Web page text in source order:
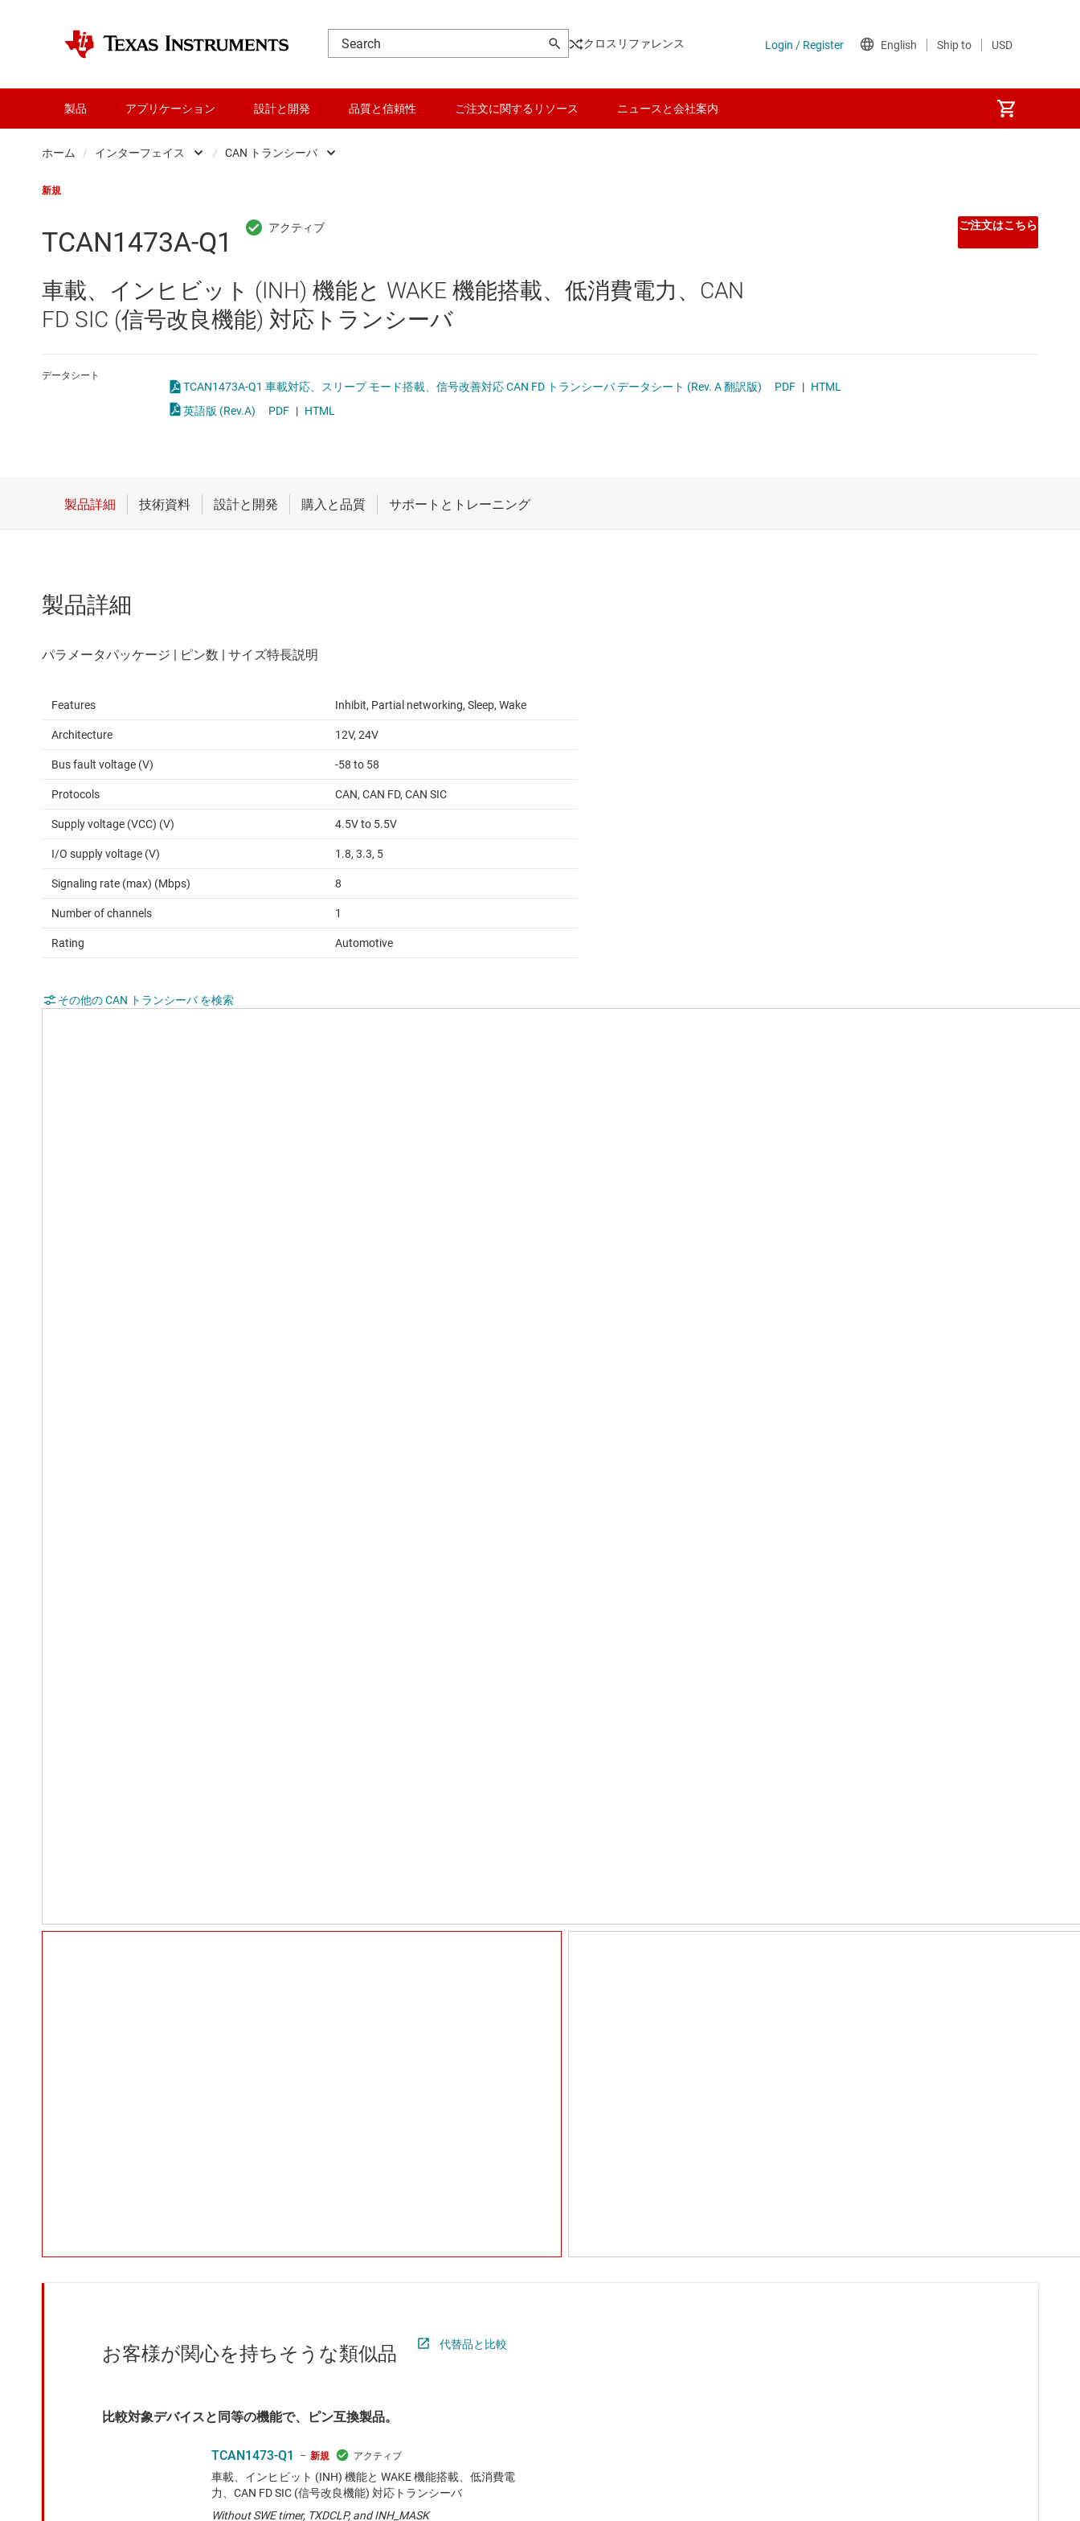
クロスリファレンス
製品 アプリケーション 設計と開発 品質と信頼性 ご注文に関するリソース ニュースと会社案内
ホーム / インターフェイス
RF とマイクロ波
インターフェイス
オーディオ、ハプティクス、およびピエゾ
スイッチ/マルチプレクサ
マイコン (MCU) / プロセッサ
/ CAN トランシーバ
HDMI、DisplayPort、MIPI の各 IC
IO-Link とデジタル I/O
LIN トランシーバ
システム ベース チップ (SBC)
新規
TCAN1473A-Q1
車載、インヒビット (INH) 機能と WAKE 機能搭載、低消費電力、CAN
FD SIC (信号改良機能) 対応トランシーバ
ご注文はこちら
データシート
TCAN1473A-Q1 車載対応、スリープ モード搭載、信号改善対応 CAN FD トランシーバ データシート (Rev. A 翻訳版) PDF | HTML
英語版 (Rev.A)
PDF | HTML
製品詳細
Features Inhibit, Partial networking, Sleep, Wake
Architecture 12V, 24V
Bus fault voltage (V) -58 to 58
Protocols CAN, CAN FD, CAN SIC
Supply voltage (VCC) (V) 4.5V to 5.5V
I/O supply voltage (V) 1.8, 3.3, 5
Signaling rate (max) (Mbps) 8
Number of channels 1
Rating Automotive
その他の CAN トランシーバ を検索
お客様が関心を持ちそうな類似品 代替品と比較
比較対象デバイスと同等の機能で、ピン互換製品。
新規
TCAN1473-Q1
車載、インヒビット (INH) 機能と WAKE 機能搭載、低消費電
力、CAN FD SIC (信号改良機能) 対応トランシーバ
Without SWE timer, TXDCLP, and INH_MASK